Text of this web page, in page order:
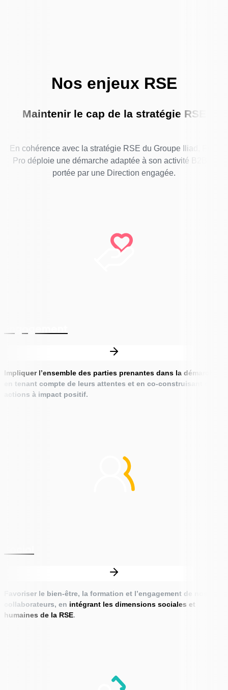
Nos enjeux RSE
Maintenir le cap de la stratégie RSE
En cohérence avec la stratégie RSE du Groupe Iliad, Free
Pro déploie une démarche adaptée à son activité B2B et
portée par une Direction engagée.
Impliquer l’ensemble des parties prenantes dans la démarche
en tenant compte de leurs attentes et en co-construisant des
actions à impact positif.
Favoriser le bien-être, la formation et l’engagement de nos
collaborateurs, en intégrant les dimensions sociales et
humaines de la RSE.